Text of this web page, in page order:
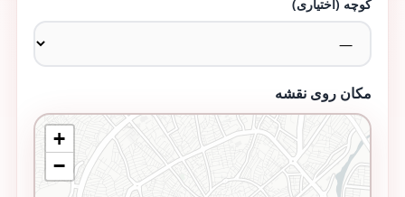
کوچه (اختیاری)
مکان روی نقشه
+
−